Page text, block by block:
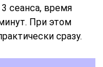
сеанса, время
При этом
сразу.